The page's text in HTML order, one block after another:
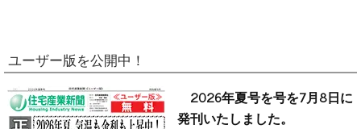
ユーザー版を公開中！
2026年夏号を号を7月8日に
発刊いたしました。